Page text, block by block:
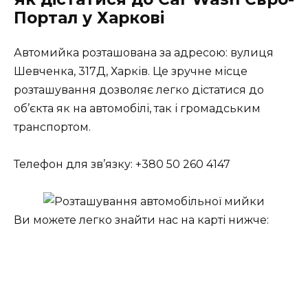
Портал у Харкові
Автомийка розташована за адресою: вулиця
Шевченка, 317Д, Харків. Це зручне місце
розташування дозволяє легко дістатися до
об’єкта як на автомобілі, так і громадським
транспортом.
Телефон для зв’язку: +380 50 260 4147
Ви можете легко знайти нас на карті нижче: